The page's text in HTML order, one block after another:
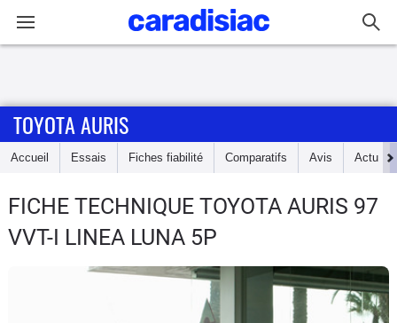
Accueil
Essais
TOYOTA AURIS
Accueil Essais Fiches fiabilité Comparatifs Avis Actu
FICHE TECHNIQUE TOYOTA AURIS 97
VVT-I LINEA LUNA 5P